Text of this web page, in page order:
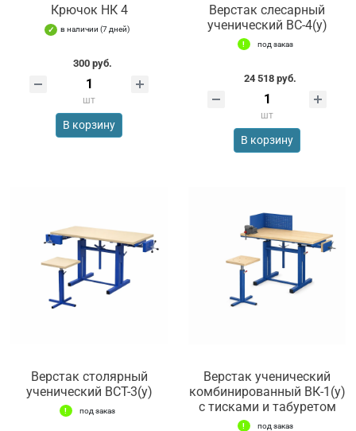
Крючок НК 4
в наличии (7 дней)
300 руб.
шт
В корзину
Верстак слесарный
ученический ВС-4(у)
под заказ
24 518 руб.
шт
В корзину
Верстак столярный
ученический ВСТ-3(у)
под заказ
Верстак ученический
комбинированный ВК-1(у)
с тисками и табуретом
под заказ